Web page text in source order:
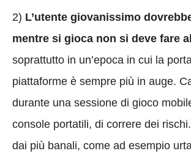
2) L’utente giovanissimo
mentre si gioca non si deve fare
soprattutto in un’epoca in cui la
piattaforme è sempre più in auge.
durante una sessione di gioco
console portatili, di correre dei
dai più banali, come ad esempio